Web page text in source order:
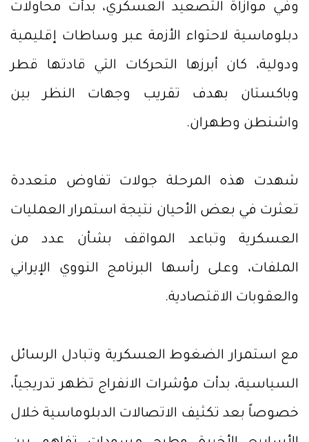
وفي موازاة التصعيد العسكري، بدأت محاولات
دبلوماسية لاحتواء الأزمة عبر وساطات إقليمية
ودولية، كان أبرزها التحركات التي قادتها قطر
وباكستان بهدف تقريب وجهات النظر بين
واشنطن وطهران.
شهدت هذه المرحلة جولات تفاوض متعددة
تعثرت في بعض الأحيان نتيجة استمرار العمليات
العسكرية وتباعد المواقف بشأن عدد من
الملفات، وعلى رأسها البرنامج النووي الإيراني
والعقوبات الاقتصادية.
مع استمرار الضغوط العسكرية وتبادل الرسائل
السياسية، بدأت مؤشرات الانفراج تظهر تدريجياً،
خصوصاً بعد تكثيف الاتصالات الدبلوماسية خلال